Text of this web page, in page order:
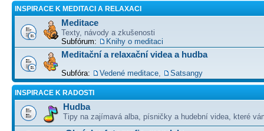
INSPIRACE K MEDITACI A RELAXACI
Meditace
Texty, návody a zkušenosti
Subfórum:
Knihy o meditaci
Meditační a relaxační videa a hudba
Subfóra: Vedené meditace Satsangy
INSPIRACE K RADOSTI
Hudba
Tipy na zajímavá alba, písničky a hudební videa, které